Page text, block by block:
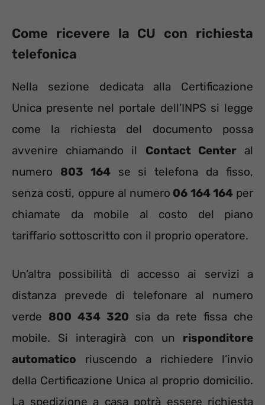
Come ricevere la CU con richiesta
telefonica
Nella sezione dedicata alla Certificazione
Unica presente nel portale dell’INPS si legge
come la richiesta del documento possa
avvenire chiamando il Contact Centeral
numero 803 164se si telefona da fisso,
senza costi, oppure al numero 06 164 164per
chiamate da mobile al costo del piano
tariffario sottoscritto con il proprio operatore.
Un’altra possibilità di accesso ai servizi a
distanza prevede di telefonare al numero
verde 800 434 320 sia da rete fissa che
mobile. Si interagirà con un risponditore
automatico riuscendo a richiedere l’invio
della Certificazione Unica al proprio domicilio.
La spedizione a casa potrà essere richiesta